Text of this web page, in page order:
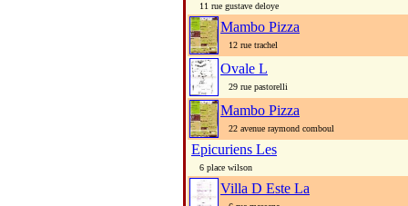
11 rue gustave deloye
Mambo Pizza
12 rue trachel
Ovale L
29 rue pastorelli
Mambo Pizza
22 avenue raymond comboul
Epicuriens Les
6 place wilson
Villa D Este La